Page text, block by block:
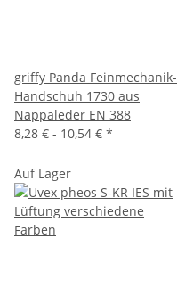
griffy Panda Feinmechanik-
Handschuh 1730 aus
Nappaleder EN 388
8,28 € - 10,54 € *
Auf Lager